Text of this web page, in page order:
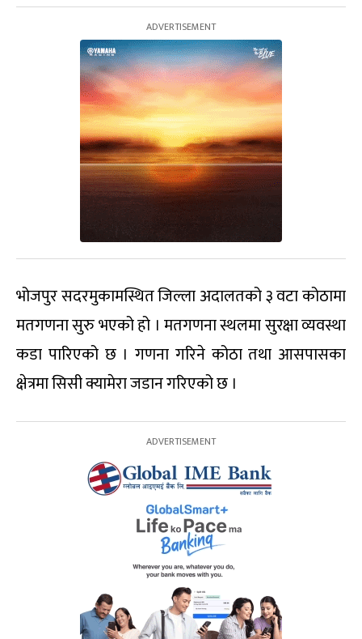
भोजपुर सदरमुकामस्थित जिल्ला अदालतको ३ वटा कोठामा
मतगणना सुरु भएको हो । मतगणना स्थलमा सुरक्षा व्यवस्था
कडा पारिएको छ । गणना गरिने कोठा तथा आसपासका
क्षेत्रमा सिसी क्यामेरा जडान गरिएको छ ।